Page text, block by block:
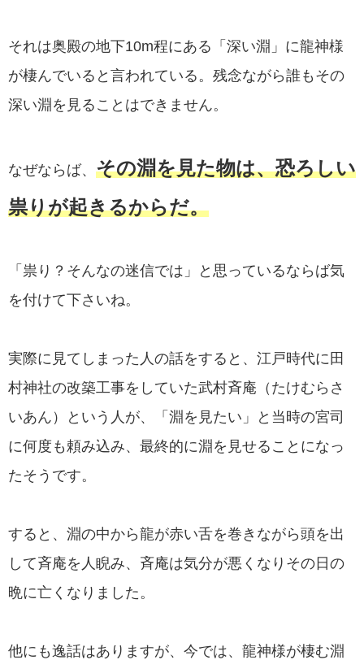
それは奥殿の地下10m程にある「深い淵」に龍神様
が棲んでいると言われている。残念ながら誰もその
深い淵を見ることはできません。
なぜならば、 その淵を見た物は、恐ろしい
祟りが起きるからだ。
「祟り？そんなの迷信では」と思っているならば気
を付けて下さいね。
実際に見てしまった人の話をすると、江戸時代に田
村神社の改築工事をしていた武村斉庵（たけむらさ
いあん）という人が、「淵を見たい」と当時の宮司
に何度も頼み込み、最終的に淵を見せることになっ
たそうです。
すると、淵の中から龍が赤い舌を巻きながら頭を出
して斉庵を人睨み、斉庵は気分が悪くなりその日の
晩に亡くなりました。
他にも逸話はありますが、今では、龍神様が棲む淵